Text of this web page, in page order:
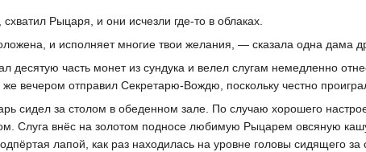
Рыцаря, и они исчезли где-то в облаках.
и исполняет многие твои желания, — сказала одна дама
десятую часть монет из сундука и велел слугам немедленно
же вечером отправил Секретарю-Вождю, поскольку честно
сидел за столом в обеденном зале. По случаю хорошего
Слуга внёс на золотом подносе любимую Рыцарем овсяную
лапой, как раз находилась на уровне головы сидящего за